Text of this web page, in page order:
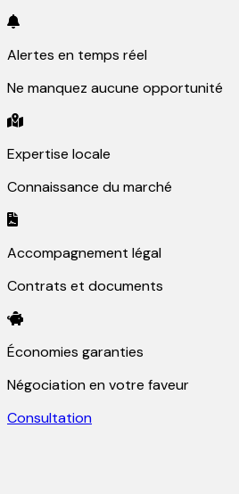
Alertes en temps réel
Ne manquez aucune opportunité
Expertise locale
Connaissance du marché
Accompagnement légal
Contrats et documents
Économies garanties
Négociation en votre faveur
Consultation